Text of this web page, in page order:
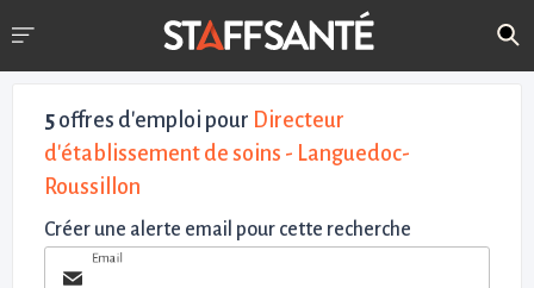
5 offres d'emploi pour Directeur
d'établissement de soins - Languedoc-
Roussillon
Créer une alerte email pour cette recherche
Email